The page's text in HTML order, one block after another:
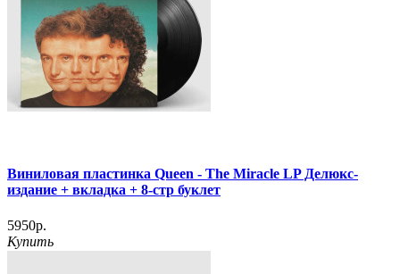
Виниловая пластинка Queen - The Miracle LP Делюкс-
издание + вкладка + 8-стр буклет
5950р.
Купить